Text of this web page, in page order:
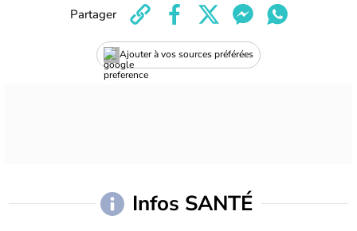
Ajouter à vos sources préférées
Partager
Infos SANTÉ